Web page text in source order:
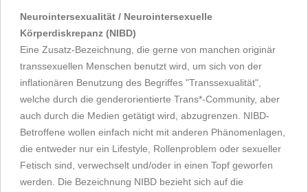
Neurointersexualität / Neurointersexuelle
Körperdiskrepanz (NIBD)
Eine Zusatz-Bezeichnung, die gerne von manchen originär
transsexuellen Menschen benutzt wird, um sich von der
inflationären Benutzung des Begriffes "Transsexualität",
welche durch die genderorientierte Trans*-Community, aber
auch durch die Medien getätigt wird, abzugrenzen. NIBD-
Betroffene wollen einfach nicht mit anderen Phänomenlagen,
die entweder nur ein Lifestyle, Rollenproblem oder sexueller
Fetisch sind, verwechselt und/oder in einen Topf geworfen
werden. Die Bezeichnung NIBD bezieht sich auf die